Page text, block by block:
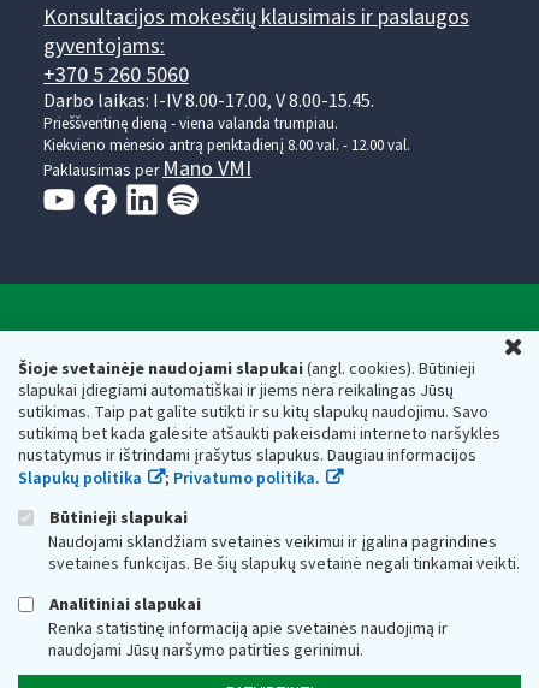
Šioje svetainėje naudojami slapukai(angl. cookies). Būtinieji
slapukai įdiegiami automatiškai ir jiems nėra reikalingas Jūsų
sutikimas. Taip pat galite sutikti ir su kitų slapukų naudojimu. Savo
sutikimą bet kada galėsite atšaukti pakeisdami interneto naršyklės
nustatymus ir ištrindami įrašytus slapukus. Daugiau informacijos
Slapukų politika
; Privatumo politika.
Būtinieji slapukai
Naudojami sklandžiam svetainės veikimui ir įgalina pagrindines
svetainės funkcijas. Be šių slapukų svetainė negali tinkamai veikti.
Analitiniai slapukai
Renka statistinę informaciją apie svetainės naudojimą ir
naudojami Jūsų naršymo patirties gerinimui.
Konsultacijos mokesčių klausimais ir paslaugos
gyventojams:
+370 5 260 5060
Darbo laikas: I-IV 8.00-17.00, V 8.00-15.45.
Prieššventinę dieną - viena valanda trumpiau.
Kiekvieno mėnesio antrą penktadienį 8.00 val. - 12.00 val.
Paklausimas per Mano VMI
Respublikos finansų ministerijos
Biudžetinė įstaiga. Juridinio asmens kodas — 188659752,
adresas: Vasario 16-osios g. 14, 01107 Vilnius, Lietuva, el.paštas:
vmi@vmi.lt, E. pristatymo dėžutės adresas 188659752
Duomenys apie Valstybinę mokesčių inspekciją prie Lietuvos
Respublikos finansų ministerijos kaupiami ir saugomi Juridinių